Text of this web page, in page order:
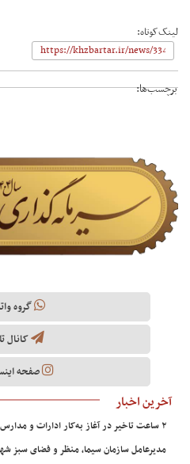
لینک‌کوتاه:
برچسب‌ها:
گروه
کانال
صفحه
آخرین اخبار
۲ ساعت تاخیر در آغاز به‌کار ادارات و مدارس ۶ شهر خوزستان
مدیرعامل سازمان سیما، منظر و فضای سبز